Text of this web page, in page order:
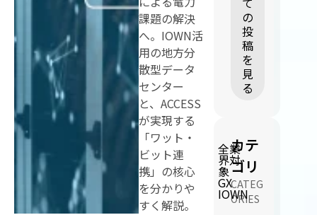
課題の解決
へ。IOWN活
用の地方分
散型データ
センター
と、ACCESS
が実現する
「ワット・
ビット連
携」の核心
を分かりや
すく解説。
全業
界対
象
GX
IOWN
の
投
稿
を
見
る
カテ
ゴリ
CATEG
ORIES